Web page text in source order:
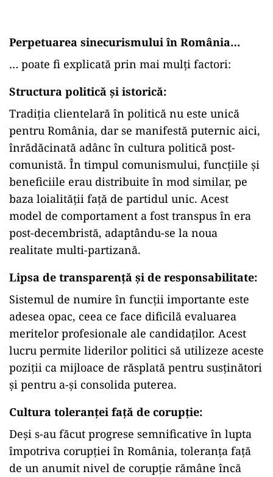
Perpetuarea sinecurismului în România…
… poate fi explicată prin mai mulți factori:
Structura politică și istorică:
Tradiția clientelară în politică nu este unică
pentru România, dar se manifestă puternic aici,
înrădăcinată adânc în cultura politică post-
comunistă. În timpul comunismului, funcțiile și
beneficiile erau distribuite în mod similar, pe
baza loialității față de partidul unic. Acest
model de comportament a fost transpus în era
post-decembristă, adaptându-se la noua
realitate multi-partizană.
Lipsa de transparență și de responsabilitate:
Sistemul de numire în funcții importante este
adesea opac, ceea ce face dificilă evaluarea
meritelor profesionale ale candidaților. Acest
lucru permite liderilor politici să utilizeze aceste
poziții ca mijloace de răsplată pentru susținători
și pentru a-și consolida puterea.
Cultura toleranței față de corupție:
Deși s-au făcut progrese semnificative în lupta
împotriva corupției în România, toleranța față
de un anumit nivel de corupție rămâne încă